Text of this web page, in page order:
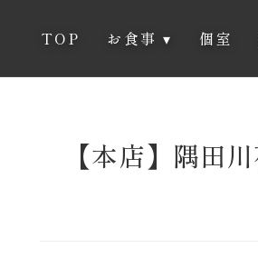
TOP お食事 ▾ 個室
【本店】隅田